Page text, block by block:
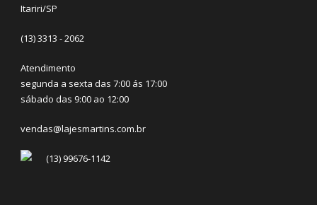
Itariri/SP
(13) 3313 - 2062
Atendimento
segunda a sexta das 7:00 ás 17:00
sábado das 9:00 ao 12:00
vendas@lajesmartins.com.br
(13) 99676-1142